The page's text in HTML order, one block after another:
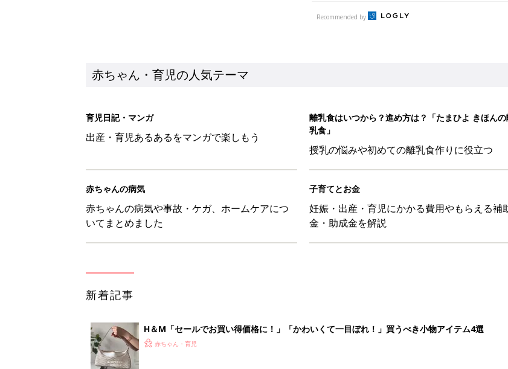
妊娠・出産・育児にかかる費用やもらえる補助
金・助成金を解説
H＆М「セールでお買い得価格に！」「かわいくて一目ぼれ！」買うべき小物アイテム4選
赤ちゃん・育児
【3COINS】お外遊びのお供に！小さくたためてバッグに吊り下げられる「コンパクトレジャーシ
赤ちゃん・育児
物価高の子育てどうする？60分だけの【無料】お金の勉強会